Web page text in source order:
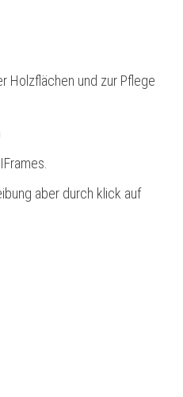
Holzflächen und zur Pflege
aber durch klick auf